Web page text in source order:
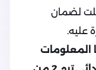
لضمان
عليه.
المعلومات